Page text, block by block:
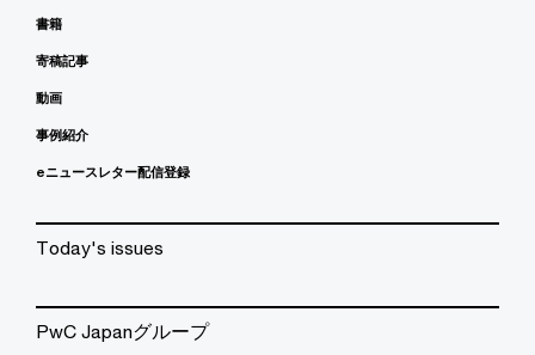
書籍
寄稿記事
動画
事例紹介
eニュースレター配信登録
Today's issues
PwC Japanグループ